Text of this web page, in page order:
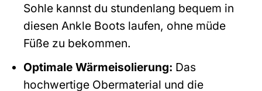
Sohle kannst du stundenlang bequem in
diesen Ankle Boots laufen, ohne müde
Füße zu bekommen.
Optimale Wärmeisolierung: Das
hochwertige Obermaterial und die